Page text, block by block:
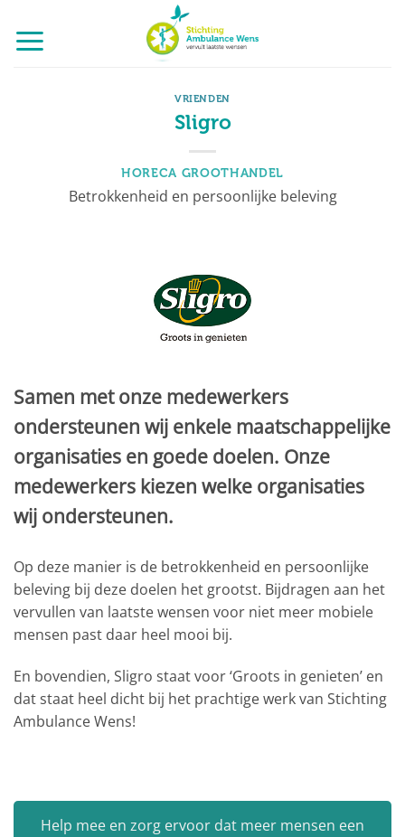
naar
inhoud
VRIENDEN
Sligro
HORECA GROOTHANDEL
Betrokkenheid en persoonlijke beleving
Samen met onze medewerkers
ondersteunen wij enkele maatschappelijke
organisaties en goede doelen. Onze
medewerkers kiezen welke organisaties
wij ondersteunen.
Op deze manier is de betrokkenheid en persoonlijke
beleving bij deze doelen het grootst. Bijdragen aan het
vervullen van laatste wensen voor niet meer mobiele
mensen past daar heel mooi bij.
En bovendien, Sligro staat voor ‘Groots in genieten’ en
dat staat heel dicht bij het prachtige werk van Stichting
Ambulance Wens!
Help mee en zorg ervoor dat meer mensen een